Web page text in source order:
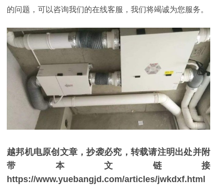
的问题，可以咨询我们的在线客服，我们将竭诚为您服务。
越邦机电原创文章，抄袭必究，转载请注明出处并附
带本文链接
https://www.yuebangjd.com/articles/jwkdxf.html